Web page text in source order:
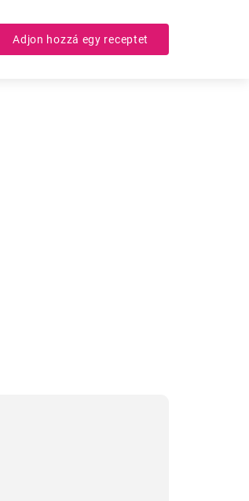
Adjon hozzá egy receptet